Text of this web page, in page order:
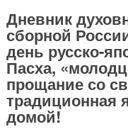
Дневник
сборной
день русско-
Пасха,
прощание со
традиционная
домой!